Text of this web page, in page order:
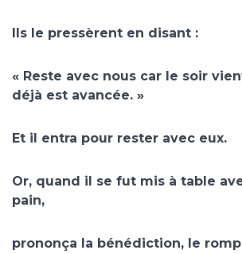
Ils le pressèrent en disant :
« Reste avec nous car le soir
déjà est avancée. »
Et il entra pour rester avec eux.
Or, quand il se fut mis à table
pain,
prononça la bénédiction, le